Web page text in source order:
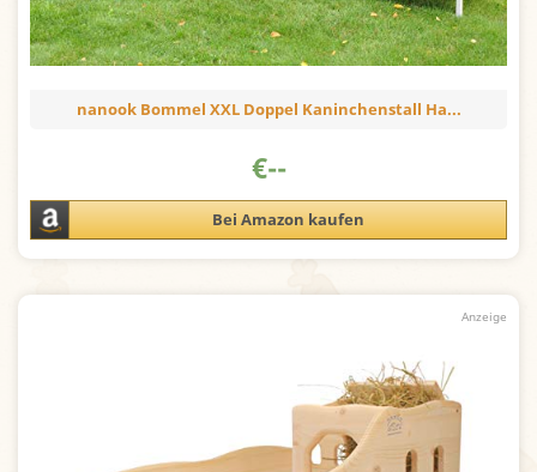
nanook Bommel XXL Doppel Kaninchenstall Ha...
€--
Bei Amazon kaufen